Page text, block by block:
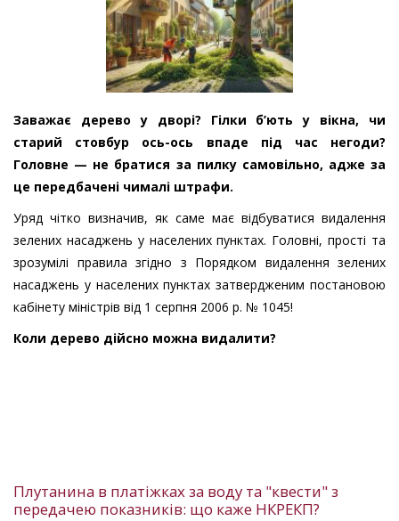
Заважає дерево у дворі? Гілки б’ють у вікна, чи
старий стовбур ось-ось впаде під час негоди?
Головне — не братися за пилку самовільно, адже за
це передбачені чималі штрафи.
Уряд чітко визначив, як саме має відбуватися видалення
зелених насаджень у населених пунктах. Головні, прості та
зрозумілі правила згідно з Порядком видалення зелених
насаджень у населених пунктах затвердженим постановою
кабінету міністрів від 1 серпня 2006 р. № 1045!
Коли дерево дійсно можна видалити?
Плутанина в платіжках за воду та "квести" з
передачею показників: що каже НКРЕКП?